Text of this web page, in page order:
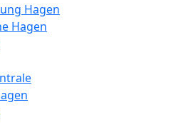
Hagen
Hagen